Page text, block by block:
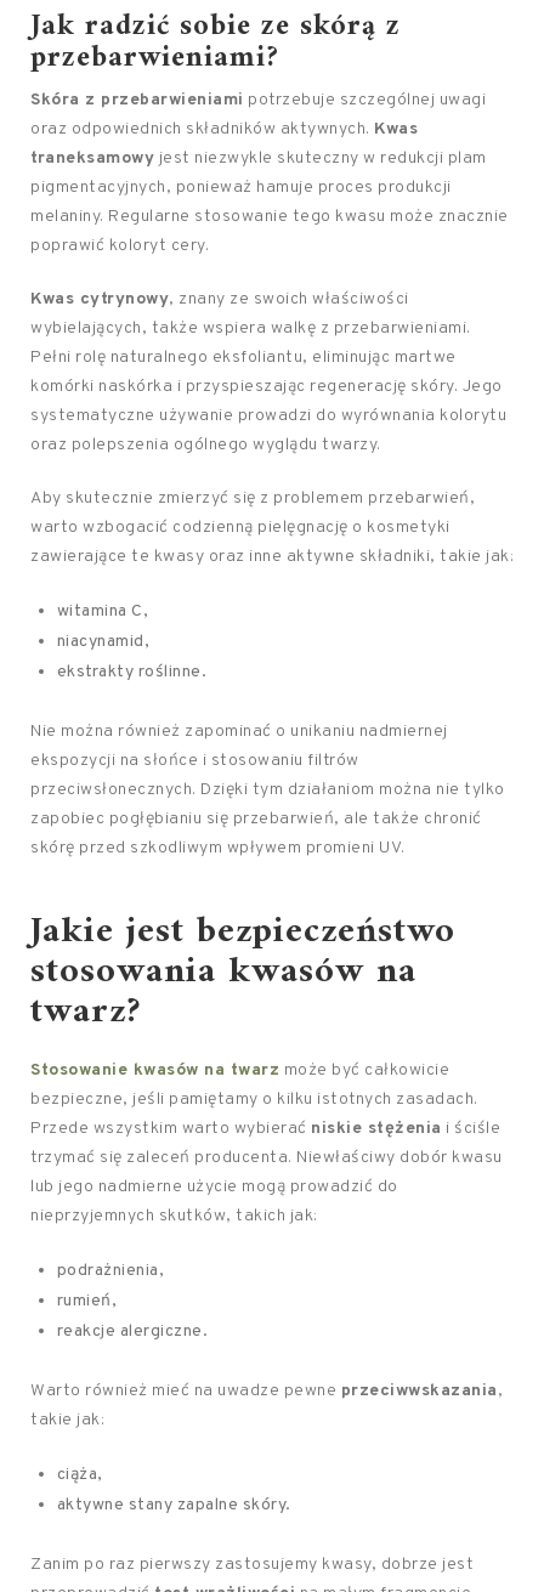
Jak radzić sobie ze skórą z
przebarwieniami?
Skóra z przebarwieniami potrzebuje szczególnej uwagi
oraz odpowiednich składników aktywnych. Kwas
traneksamowy jest niezwykle skuteczny w redukcji plam
pigmentacyjnych, ponieważ hamuje proces produkcji
melaniny. Regularne stosowanie tego kwasu może znacznie
poprawić koloryt cery.
Kwas cytrynowy, znany ze swoich właściwości
wybielających, także wspiera walkę z przebarwieniami.
Pełni rolę naturalnego eksfoliantu, eliminując martwe
komórki naskórka i przyspieszając regenerację skóry. Jego
systematyczne używanie prowadzi do wyrównania kolorytu
oraz polepszenia ogólnego wyglądu twarzy.
Aby skutecznie zmierzyć się z problemem przebarwień,
warto wzbogacić codzienną pielęgnację o kosmetyki
zawierające te kwasy oraz inne aktywne składniki, takie jak:
witamina C,
niacynamid,
ekstrakty roślinne.
Nie można również zapominać o unikaniu nadmiernej
ekspozycji na słońce i stosowaniu filtrów
przeciwsłonecznych. Dzięki tym działaniom można nie tylko
zapobiec pogłębianiu się przebarwień, ale także chronić
skórę przed szkodliwym wpływem promieni UV.
Jakie jest bezpieczeństwo
stosowania kwasów na
twarz?
Stosowanie kwasów na twarz może być całkowicie
bezpieczne, jeśli pamiętamy o kilku istotnych zasadach.
Przede wszystkim warto wybierać niskie stężenia i ściśle
trzymać się zaleceń producenta. Niewłaściwy dobór kwasu
lub jego nadmierne użycie mogą prowadzić do
nieprzyjemnych skutków, takich jak:
podrażnienia,
rumień,
reakcje alergiczne.
Warto również mieć na uwadze pewne przeciwwskazania,
takie jak:
ciąża,
aktywne stany zapalne skóry.
Zanim po raz pierwszy zastosujemy kwasy, dobrze jest